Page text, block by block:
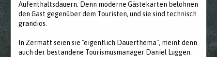
Aufenthaltsdauern. Denn moderne Gästekarten belohnen
den Gast gegenüber dem Touristen, und sie sind technisch
grandios.
In Zermatt seien sie "eigentlich Dauerthema", meint denn
auch der bestandene Tourismusmanager Daniel Luggen.